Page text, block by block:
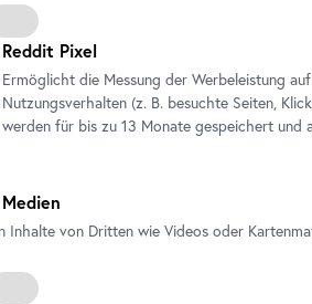
Reddit Pixel
Ermöglicht die Messung der Werbeleistung
Nutzungsverhalten (z. B. besuchte Seiten,
werden für bis zu 13 Monate gespeichert und
Inhalte von Dritten wie Videos oder